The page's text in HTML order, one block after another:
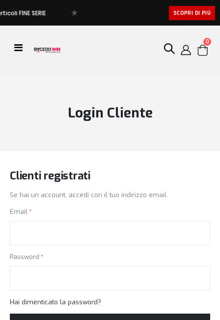
FINE SERIE ★ SCOPRI DI PIÙ
Toggle
Cart
0
Login Cliente
Clienti registrati
Se hai un account, accedi con il tuo indirizzo email.
Email
Password
Hai dimenticato la password?